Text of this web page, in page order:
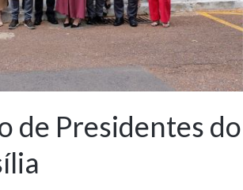
de Presidentes do